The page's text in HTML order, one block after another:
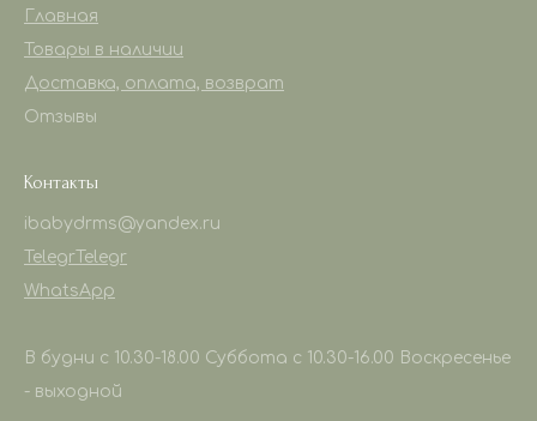
Главная
Товары в наличии
Доставка, оплата, возврат
Отзывы
Контакты
ibabydrms@yandex.ru
Telegr Telegr
WhatsApp
В будни с 10.30-18.00 Суббота с 10.30-16.00 Воскресенье
- выходной